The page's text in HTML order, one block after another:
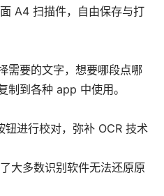
A4 扫描件，自由保存与打
需要的文字，想要哪段点哪
制到各种 app 中使用。
钮进行校对，弥补 OCR 技术
大多数识别软件无法还原原